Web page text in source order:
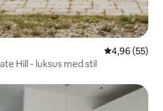
4,96 ud af 5 i
4,96 (55)
Hill - luksus med stil